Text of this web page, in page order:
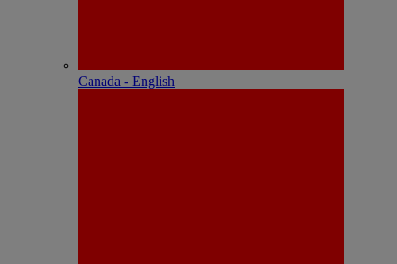
Canada - English